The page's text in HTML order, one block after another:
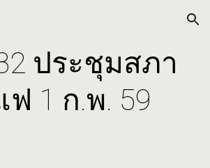
Skip to navigation
ประชุมสภา
ฟ 1 ก.พ. 59